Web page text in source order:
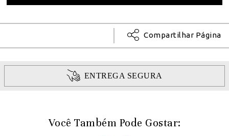
Compartilhar Página
ENTREGA SEGURA
Você Também Pode Gostar: